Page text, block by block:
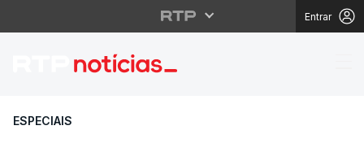
Entrar
Primeiros funerais
ESPECIAIS